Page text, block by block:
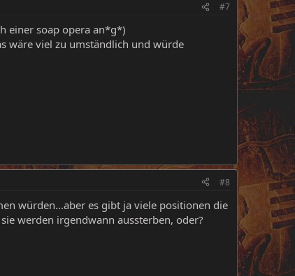
#7
einer soap opera an*g*)
wäre viel zu umständlich und würde
#8
würden...aber es gibt ja viele positionen die
werden irgendwann aussterben, oder?